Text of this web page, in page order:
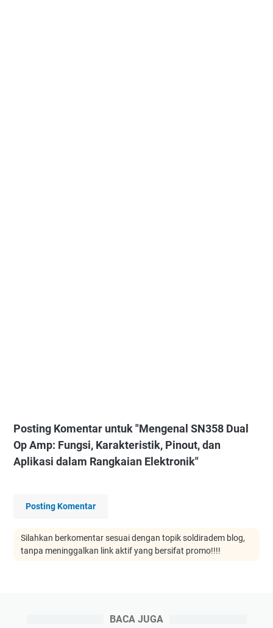
Posting Komentar untuk "Mengenal SN358 Dual
Op Amp: Fungsi, Karakteristik, Pinout, dan
Aplikasi dalam Rangkaian Elektronik"
Posting Komentar
Silahkan berkomentar sesuai dengan topik soldiradem blog,
tanpa meninggalkan link aktif yang bersifat promo!!!!
BACA JUGA